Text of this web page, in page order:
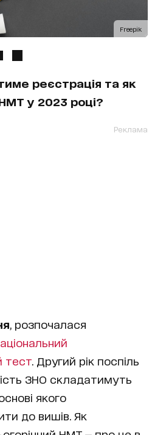
Freepik
реєстрація та як
у 2023 році?
Реклама
, розпочалася
тест . Другий рік поспіль
ЗНО складатимуть
якого
до вишів. Як